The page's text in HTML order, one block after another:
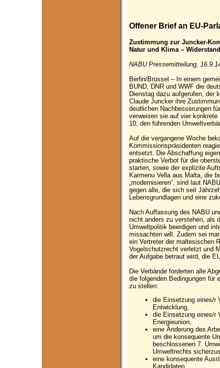
Offener Brief an EU-
Zustimmung zur Juncker-
Natur und Klima –
NABU Pressemitteilung,
Berlin/Brüssel – In einem
BUND, DNR und WWF die
Dienstag dazu aufgerufen, der
Claude Juncker ihre
deutlichen Nachbesserungen
verweisen sie auf vier
10, den führenden
Auf die vergangene Woche
Kommissionspräsidenten
entsetzt. Die Abschaffung
praktische Verbot für die
starten, sowie der explizite
Karmenu Vella aus Malta, die
„modernisieren“, sind laut
gegen alle, die sich seit
Lebensgrundlagen und eine
Nach Auffassung des NABU
nicht anders zu verstehen, als
Umweltpolitik beerdigen und
missachten will. Zudem sei
ein Vertreter der maltesischen
Vogelschutzrecht verletzt und
der Aufgabe betraut wird, die
Die Verbände forderten alle
die folgenden Bedingungen für
zu stellen:
die Einsetzung eines/r
Entwicklung,
die Einsetzung eines/r
Energieunion,
eine Änderung des
um die konsequente
beschlossenen 7.
Umweltrechts
eine konsequente
Kandidaten.